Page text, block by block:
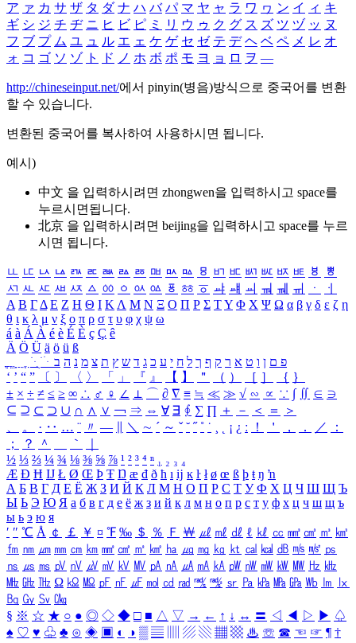
ア ァ カ サ ザ タ ダ ナ ハ バ パ マ ヤ ャ ラ ワ ヮ ン イ ィ キ
ギ シ ジ チ ヂ ニ ヒ ビ ピ ミ リ ウ ゥ ク グ ス ズ ツ ヅ ッ ヌ
フ ブ プ ム ユ ュ ル エ ェ ケ ゲ セ ゼ テ デ ヘ ベ ペ メ レ オ
ォ コ ゴ ソ ゾ ト ド ノ ホ ボ ポ モ ヨ ョ ロ ヲ ―
http://chineseinput.net/에서 pinyin(병음)방식으로 중국어를 변환
할 수 있습니다.
변환된 중국어를 복사하여 사용하시면 됩니다.
예시)
中文 을 입력하시려면 zhongwen을 입력하시고 space를
누르시면됩니다.
北京 을 입력하시려면 beijing을 입력하시고 space를 누르
시면 됩니다.
ㅥ ㅦ ㅧ ㅨ ㅩ ㅪ ㅫ ㅬ ㅭ ㅮ ㅯ ㅰ ㅱ ㅲ ㅳ ㅴ ㅵ ㅶ ㅷ ㅸ
ㅹ
ㅺ ㅻ ㅼ ㅽ ㅾ ㅿ ㆀ ㆁ ㆂ ㆃ ㆄ ㆅ ㆆ ㆇ ㆈ ㆉ ㆊ ㆋ ㆌ ㆍ
ㆎ
Α Β ΓΔ Ε Ζ Η Θ Ι ΚΛ Μ Ν Ξ Ο Π Ρ Σ ΤΥ Φ Χ Ψ Ω α β γ δ ε ζ η
θ ι κ λ μ ν ξ ο π ρ σ τ υ φ χ ψ ω
á à Á À é è É È ç Ç ê
Ä Ö Ü ä ö ü ß
ִֶֹ ֻּ ׁׂ פ ם ן ו ט א ר ק ף ך ל ח י ע כ ג ד ש ץ ת צ מ נ ה ב
‘ ’ “ ” 〔 〕 〈 〉 「 」 『 』 【 】 ＂ （ ） ［ ］ ｛ ｝
± × ÷ ≠ ≤ ≥ ∞ ∴ ♂ ♀ ∠ ⊥ ⌒ ∂ ∇ ≡ ≒ ≪ ≫ √ ∽ ∝ ∵ ∫ ∬ ∈ ∋
⊆ ⊇ ⊂ ⊃ ∪ ∩ ∧ ∨ ￢ ⇒ ⇔ ∀ ∃ ∮ ∑ ∏ ＋ － ＜ ＝
＞
、
。 · ‥ … ¨ 〃 ― ＼ ∼ ´ ～ ˇ ˘ ˝ ˚ ˙ ¸ ¡ ¿ ː ！ ＇ ， ． ／
：
；
？ ＾ ｀
½ ⅓ ⅔ ¼ ¾ ⅛ ⅜ ⅝ ⅞ ¹ ² ³ ⁴ ⁿ ₁ ₂ ₃ ₄
Æ Ð Ħ Ĳ Ł Ø Œ Þ Ŧ Ŋ æ đ ð ħ ı ĳ ĸ ŀ ł ø œ ß þ ŧ ŋ ŉ
А Б В Г Д Е Ё Ж З И Й К Л М Н О П Р С Т У Ф Х Ц Ч Ш Щ Ъ
Ы Ь Э Ю Я а б в г д е ё ж з и й к л м н о п р с т у ф х ц ч ш щ ъ
ы ь э ю я
′ ″ ℃ Å ￠ ￡ ￥ ¤ ℉ ‰ ＄ ％ Ｆ ￦ ㎕ ㎖ ㎗ ℓ ㎘ ㏄ ㎣ ㎤ ㎥ ㎦
㎙ ㎚ ㎛ ㎜ ㎝ ㎞ ㎟ ㎠ ㎡ ㎢ ㏊ ㎍ ㎎ ㎏ ㏏ ㎈ ㎉ ㏈ ㎧ ㎨ ㎰
㎱ ㎲ ㎳ ㎴ ㎵ ㎶ ㎷ ㎸ ㎹ ㎀ ㎁ ㎂ ㎃ ㎄ ㎺ ㎻ ㎽ ㎾ ㎿ ㎐ ㎑
㎒ ㎓ ㎔ Ω ㏀ ㏁ ㎊ ㎋ ㎌ ㏖ ㏅ ㎭ ㎮ ㎯ ㏛ ㎩ ㎪ ㎫ ㎬ ㏝ ㏐
㏓
㏃ ㏉ ㏜ ㏆
§ ※ ☆ ★ ○ ● ◎ ◇ ◆ □ ■ △ ▽ → ← ↑ ↓ ↔ 〓 ◁ ◀ ▷ ▶ ♤
♠ ♡ ♥ ♧ ♣ ⊙ ◈ ▣ ◐ ◑ ▒ ▤ ▨ ▧ ▦ ▩ ♨ ☏ ☎ ☜ ☞ ¶ †